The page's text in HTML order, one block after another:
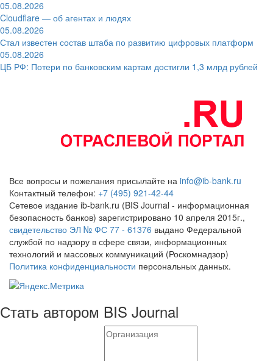
05.08.2026
Cloudflare — об агентах и людях
05.08.2026
Стал известен состав штаба по развитию цифровых платформ
05.08.2026
ЦБ РФ: Потери по банковским картам достигли 1,3 млрд рублей
Все вопросы и пожелания присылайте на info@ib-bank.ru
Контактный телефон: +7 (495) 921-42-44
Сетевое издание ib-bank.ru (BIS Journal - информационная
безопасность банков) зарегистрировано 10 апреля 2015г.,
свидетельство ЭЛ № ФС 77 - 61376 выдано Федеральной
службой по надзору в сфере связи, информационных
технологий и массовых коммуникаций (Роскомнадзор)
Политика конфиденциальности персональных данных.
Стать автором BIS Journal